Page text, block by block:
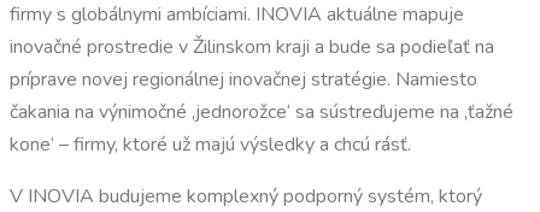
firmy s globálnymi ambíciami. INOVIA aktuálne mapuje
inovačné prostredie v Žilinskom kraji a bude sa podieľať na
príprave novej regionálnej inovačnej stratégie. Namiesto
čakania na výnimočné ‚jednorožce‘ sa sústreďujeme na ‚ťažné
kone‘ – firmy, ktoré už majú výsledky a chcú rásť.
V INOVIA budujeme komplexný podporný systém, ktorý